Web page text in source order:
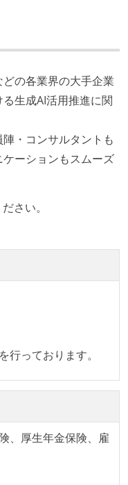
たは現役のエンジニ
るために、開発チー
ビューに参加してい
する開発メンバーが
するメンバーが中心
を柔軟に調整する形
ワークなど主要な構
年以上ビハインドし
）を行っている
の各業界の大手企業
生成AI活用推進に関
・コンサルタントも
ーションもスムーズ
さい。
行っております。
、厚生年金保険、雇